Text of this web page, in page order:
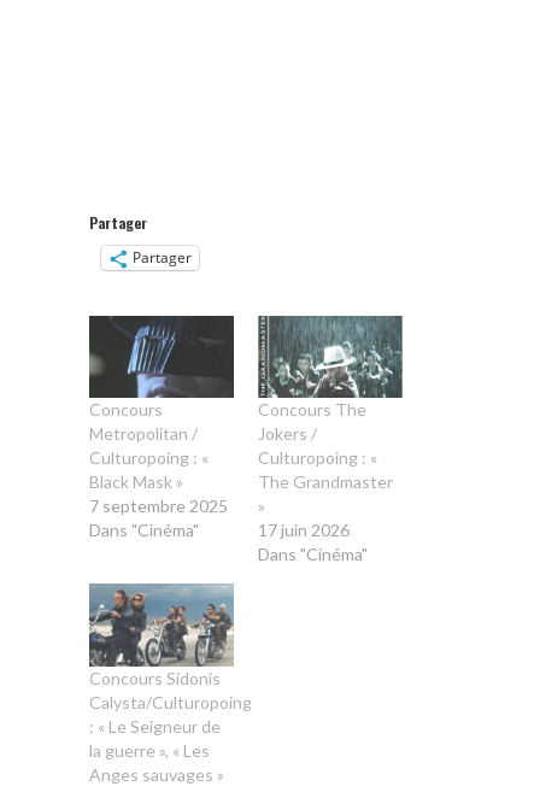
Partager
Partager
Concours
Metropolitan /
Culturopoing : «
Black Mask »
7 septembre 2025
Dans "Cinéma"
Concours The
Jokers /
Culturopoing : «
The Grandmaster
»
17 juin 2026
Dans "Cinéma"
Concours Sidonis
Calysta/Culturopoing
: « Le Seigneur de
la guerre », « Les
Anges sauvages »